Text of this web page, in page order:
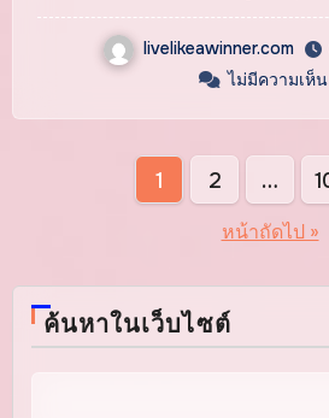
livelikeawinner.com
ไม่มีความเห็น
1 2 …
หน้าถัดไป »
ค้นหาในเว็บไซต์